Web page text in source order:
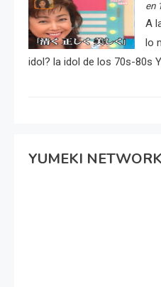
en
A
lo
idol? la idol de los 70s-80s
YUMEKI